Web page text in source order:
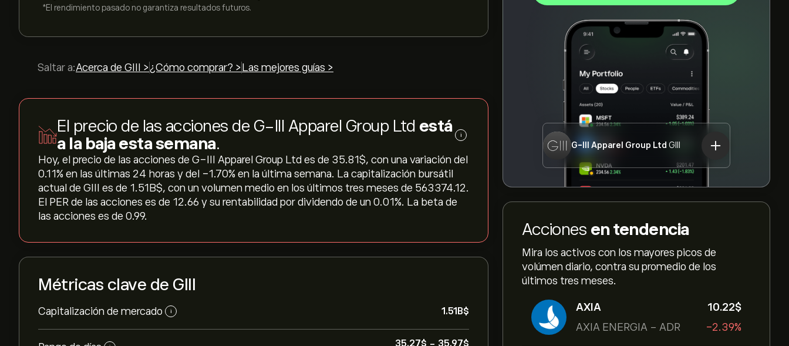
G-III Apparel Group Ltd GIII
Acciones en tendencia
Mira los activos con los mayores picos de
volúmen diario, contra su promedio de los
últimos tres meses.
AXIA
AXIA ENERGIA - ADR
10.22‎$‎
-2.39%
*El rendimiento pasado no garantiza resultados futuros.
Saltar a:Acerca de GIII >¿Cómo comprar? > Las mejores guías >
El precio de las acciones de G-III Apparel Group Ltd está
a la baja esta semana. i
Hoy, el precio de las acciones de G-III Apparel Group Ltd es de 35.81‎$‎, con una variación del
‎0.11‎% en las últimas 24 horas y del ‎-1.70‎% en la última semana. La capitalización bursátil
actual de GIII es de 1.51B‎$‎, con un volumen medio en los últimos tres meses de 563374.12.
El PER de las acciones es de 12.66 y su rentabilidad por dividendo de un 0.01%. La beta de
las acciones es de 0.99.
Métricas clave de GIII
Capitalización de mercado i 1.51B‎$‎
35.27‎$‎ - 35.97‎$‎